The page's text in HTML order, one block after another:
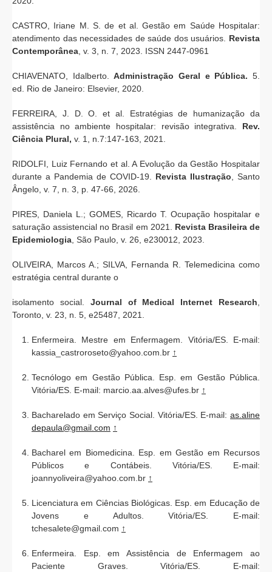
CASTRO, Iriane M. S. de et al. Gestão em Saúde Hospitalar:
atendimento das necessidades de saúde dos usuários. Revista
Contemporânea, v. 3, n. 7, 2023. ISSN 2447-0961
CHIAVENATO, Idalberto.Administração Geral e Pública. 5.
ed. Rio de Janeiro: Elsevier, 2020.
FERREIRA, J. D. O. et al. Estratégias de humanização da
assistência no ambiente hospitalar: revisão integrativa. Rev.
Ciência Plural, v. 1, n.7:147-163, 2021.
RIDOLFI, Luiz Fernando et al. A Evolução da Gestão Hospitalar
durante a Pandemia de COVID-19. Revista Ilustração, Santo
Ângelo, v. 7, n. 3, p. 47-66, 2026.
PIRES, Daniela L.; GOMES, Ricardo T. Ocupação hospitalar e
saturação assistencial no Brasil em 2021. Revista Brasileira de
Epidemiologia, São Paulo, v. 26, e230012, 2023.
OLIVEIRA, Marcos A.; SILVA, Fernanda R. Telemedicina como
estratégia central durante o
isolamento social. Journal of Medical Internet Research,
Toronto, v. 23, n. 5, e25487, 2021.
Enfermeira. Mestre em Enfermagem. Vitória/ES. E-mail:
kassia_castroroseto@yahoo.com.br ↑
Tecnólogo em Gestão Pública. Esp. em Gestão Pública.
Vitória/ES. E-mail: marcio.aa.alves@ufes.br ↑
Bacharelado em Serviço Social. Vitória/ES. E-mail: as.aline
depaula@gmail.com ↑
Bacharel em Biomedicina. Esp. em Gestão em Recursos
Públicos e Contábeis. Vitória/ES. E-mail:
joannyoliveira@yahoo.com.br ↑
Licenciatura em Ciências Biológicas. Esp. em Educação de
Jovens e Adultos. Vitória/ES. E-mail:
tchesalete@gmail.com ↑
Enfermeira. Esp. em Assistência de Enfermagem ao
Paciente Graves. Vitória/ES. E-mail: